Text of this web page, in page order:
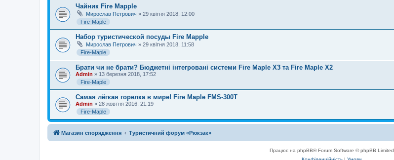
Чайник Fire Mapple
Мирослав Петрович » 29 квітня 2018, 12:00
Fire-Maple
Набор туристической посуды Fire Mapple
Мирослав Петрович » 29 квітня 2018, 11:58
Fire-Maple
Брати чи не брати? Бюджетні інтегровані системи Fire Maple X3 та Fire Maple X2
Admin » 13 березня 2018, 17:52
Fire-Maple
Самая лёгкая горелка в мире! Fire Maple FMS-300T
Admin » 28 жовтня 2016, 21:19
Fire-Maple
Магазин спорядження Туристичний форум «Рюкзак»
Працює на phpBB® Forum Software © phpBB Limited